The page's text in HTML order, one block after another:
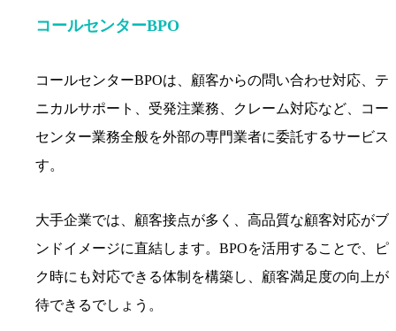
コールセンターBPO
コールセンターBPOは、顧客からの問い合わせ対応、テ
ニカルサポート、受発注業務、クレーム対応など、コー
センター業務全般を外部の専門業者に委託するサービス
す。
大手企業では、顧客接点が多く、高品質な顧客対応がブ
ンドイメージに直結します。BPOを活用することで、ピ
ク時にも対応できる体制を構築し、顧客満足度の向上が
待できるでしょう。